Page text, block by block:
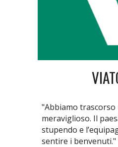
"Abbiamo
meraviglioso. Il
stupendo e
sentire i benvenuti."